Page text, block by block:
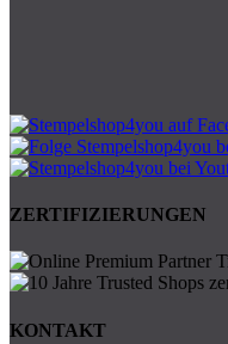
ZERTIFIZIERUNGEN
KONTAKT